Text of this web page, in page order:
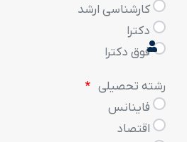
کارشناسی ارشد
دکترا
فوق دکترا
رشته تحصیلی
فاینانس
اقتصاد